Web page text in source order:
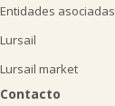
Entidades asociadas
Lursail
Lursail market
Contacto